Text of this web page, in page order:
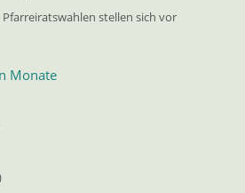
stellen sich vor
Monate